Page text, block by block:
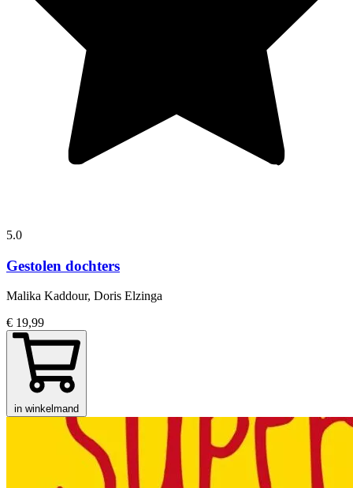
5.0
Gestolen dochters
Malika Kaddour, Doris Elzinga
€ 19,99
in winkelmand